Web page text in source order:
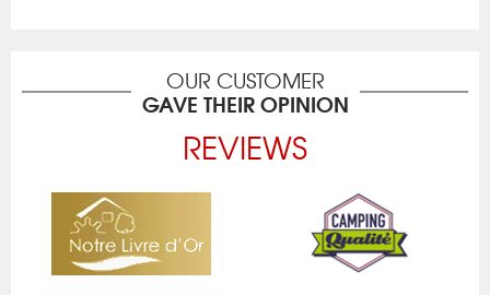
OUR CUSTOMER
GAVE THEIR OPINION
REVIEWS